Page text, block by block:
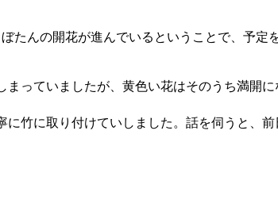
んの開花が進んでいるということで、予定
っていましたが、黄色い花はそのうち満開に
竹に取り付けていしました。話を伺うと、